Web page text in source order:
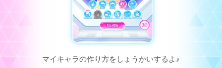
マイキャラの作り方をしょうかいするよ♪